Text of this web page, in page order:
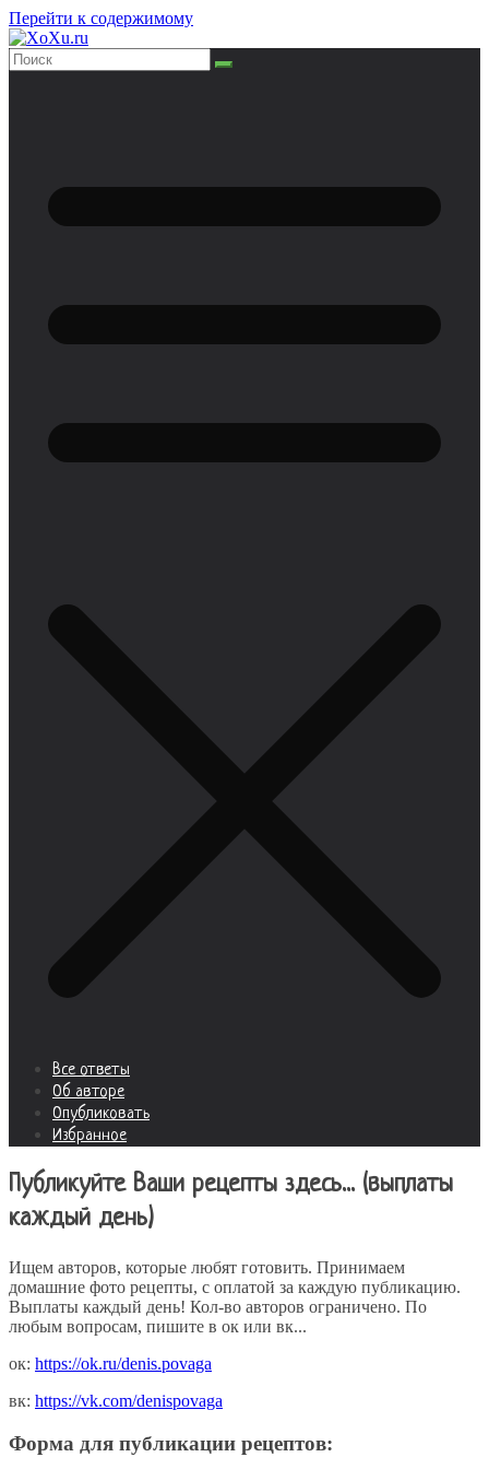
Перейти к содержимому
Все ответы
Об авторе
Опубликовать
Избранное
Публикуйте Ваши рецепты здесь... (выплаты
каждый день)
Ищем авторов, которые любят готовить. Принимаем
домашние фото рецепты, с оплатой за каждую публикацию.
Выплаты каждый день! Кол-во авторов ограничено. По
любым вопросам, пишите в ок или вк...
ок: https://ok.ru/denis.povaga
вк: https://vk.com/denispovaga
Форма для публикации рецептов: